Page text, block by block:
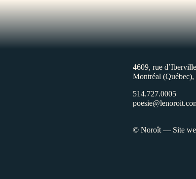
4609, rue
Montréal
514.727.0005
© Noroît — Site